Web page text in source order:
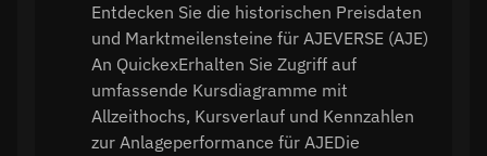
Entdecken Sie die historischen Preisdaten
und Marktmeilensteine für AJEVERSE (AJE)
An QuickexErhalten Sie Zugriff auf
umfassende Kursdiagramme mit
Allzeithochs, Kursverlauf und Kennzahlen
zur Anlageperformance für AJEDie